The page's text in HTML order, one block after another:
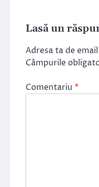
Lasă un
Adresa ta de
Câmpurile
Comentariu *